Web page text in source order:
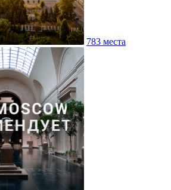
783 места